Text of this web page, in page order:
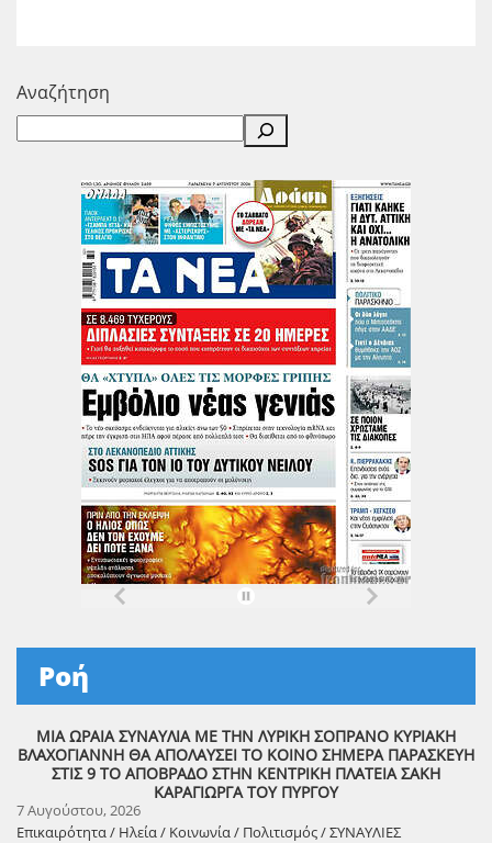
Αναζήτηση
Ροή
ΜΙΑ ΩΡΑΙΑ ΣΥΝΑΥΛΙΑ ΜΕ ΤΗΝ ΛΥΡΙΚΗ ΣΟΠΡΑΝΟ ΚΥΡΙΑΚΗ
ΒΛΑΧΟΓΙΑΝΝΗ ΘΑ ΑΠΟΛΑΥΣΕΙ ΤΟ ΚΟΙΝΟ ΣΗΜΕΡΑ ΠΑΡΑΣΚΕΥΗ
ΣΤΙΣ 9 ΤΟ ΑΠΟΒΡΑΔΟ ΣΤΗΝ ΚΕΝΤΡΙΚΗ ΠΛΑΤΕΙΑ ΣΑΚΗ
ΚΑΡΑΓΙΩΡΓΑ ΤΟΥ ΠΥΡΓΟΥ
7 Αυγούστου, 2026
Επικαιρότητα / Ηλεία / Κοινωνία / Πολιτισμός / ΣΥΝΑΥΛΙΕΣ